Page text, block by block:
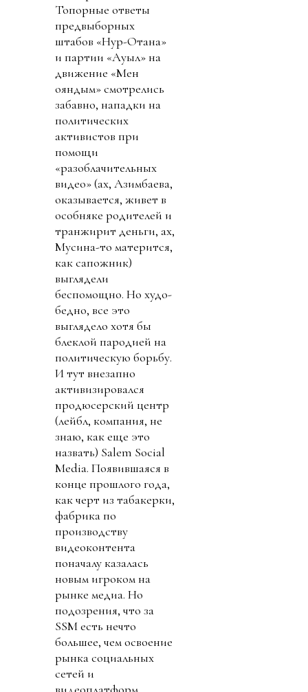
Топорные ответы
предвыборных
штабов «Нур-Отана»
и партии «Ауыл» на
движение «Мен
ояндым» смотрелись
забавно, нападки на
политических
активистов при
помощи
«разоблачительных
видео» (ах, Азимбаева,
оказывается, живет в
особняке родителей и
транжирит деньги, ах,
Мусина-то матерится,
как сапожник)
выглядели
беспомощно. Но худо-
бедно, все это
выглядело хотя бы
блеклой пародией на
политическую борьбу.
И тут внезапно
активизировался
продюсерский центр
(лейбл, компания, не
знаю, как еще это
назвать) Salem Social
Media. Появившаяся в
конце прошлого года,
как черт из табакерки,
фабрика по
производству
видеоконтента
поначалу казалась
новым игроком на
рынке медиа. Но
подозрения, что за
SSM есть нечто
большее, чем освоение
рынка социальных
сетей и